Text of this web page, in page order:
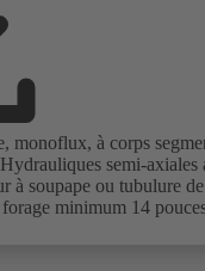
monoflux, à corps
semi-axiales
à soupape ou tubulure de
minimum 14